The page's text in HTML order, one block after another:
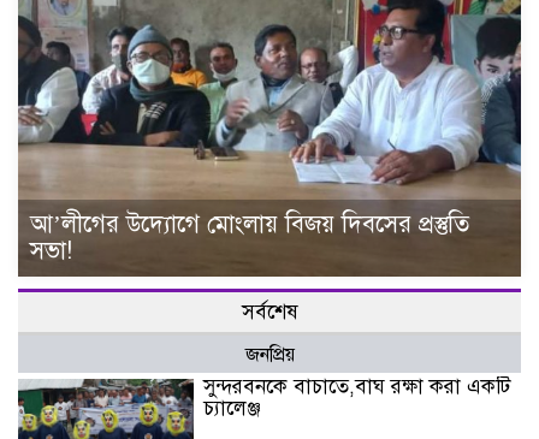
আ’লীগের উদ্যোগে মোংলায় বিজয় দিবসের প্রস্তুতি
সভা!
সর্বশেষ
জনপ্রিয়
সুন্দরবনকে বাচাতে,বাঘ রক্ষা করা একটি
চ্যালেঞ্জ